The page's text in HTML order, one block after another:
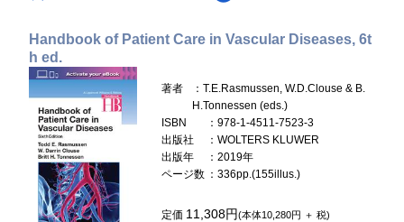
Handbook of Patient Care in Vascular Diseases, 6t
h ed.
著者
：T.E.Rasmussen, W.D.Clouse & B.
H.Tonnessen (eds.)
ISBN
：978-1-4511-7523-3
出版社
：WOLTERS KLUWER
出版年
：2019年
ページ数 ：336pp.(155illus.)
定価 11,308円(本体10,280円 ＋ 税)